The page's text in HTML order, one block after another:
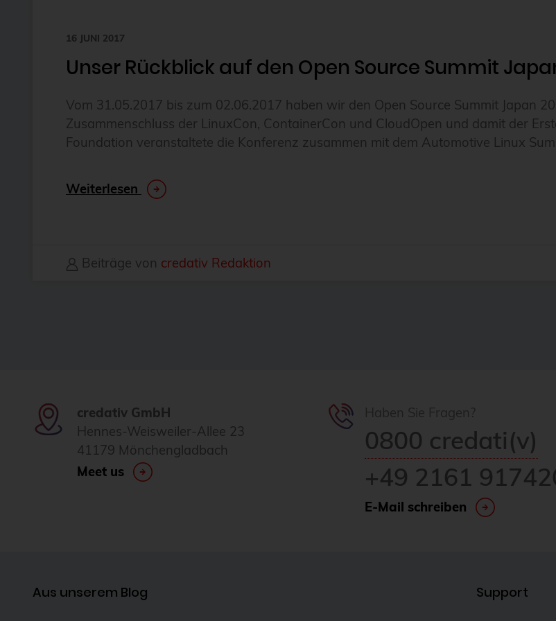
16 JUNI 2017
Unser Rückblick auf den Open Source Summit
Vom 31.05.2017 bis zum 02.06.2017 haben wir den Open Source Summit Japan
Zusammenschluss der LinuxCon, ContainerCon und CloudOpen und damit der
Foundation veranstaltete die Konferenz zusammen mit dem Automotive Linux
Weiterlesen
Beiträge von credativ Redaktion
credativ GmbH
Hennes-Weisweiler-Allee 23
41179 Mönchengladbach
Meet us
0800 credati(v)
+49 2161
E-Mail schreiben
Aus unserem Blog Support